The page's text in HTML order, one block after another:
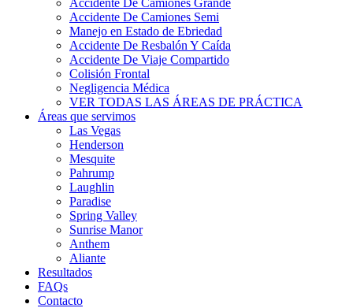
Accidente De Camiones Grande
Accidente De Camiones Semi
Manejo en Estado de Ebriedad
Accidente De Resbalón Y Caída
Accidente De Viaje Compartido
Colisión Frontal
Negligencia Médica
VER TODAS LAS ÁREAS DE PRÁCTICA
Áreas que servimos
Las Vegas
Henderson
Mesquite
Pahrump
Laughlin
Paradise
Spring Valley
Sunrise Manor
Anthem
Aliante
Resultados
FAQs
Contacto